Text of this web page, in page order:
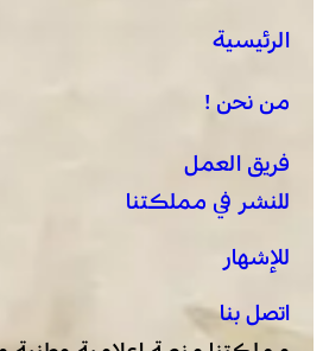
الرئيسية
من نحن !
فريق العمل
للنشر في مملكتنا
للإشهار
اتصل بنا